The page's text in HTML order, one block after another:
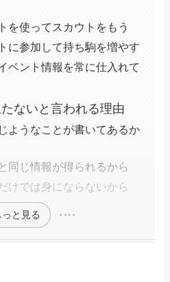
を使ってスカウトをもう
に参加して持ち駒を増やす
ベント情報を常に仕入れて
ないと言われる理由
ようなことが書いてあるか
同じ情報が得られるから
けでは身にならないから
っと見る